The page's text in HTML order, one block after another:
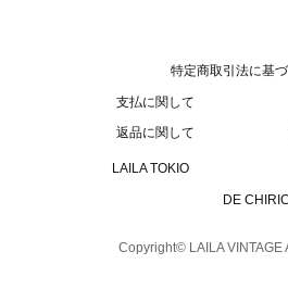
特定商取引法に基
支払に関して
返品に関して
LAILA TOKIO
DE
Copyright© LAILA VINTAGE